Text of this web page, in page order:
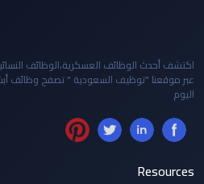
اكتشف أحدث الوظائف العسكرية،الوظائف
عبر موقعنا "توظيف السعودية " تصفح وظائف
اليوم
Resources